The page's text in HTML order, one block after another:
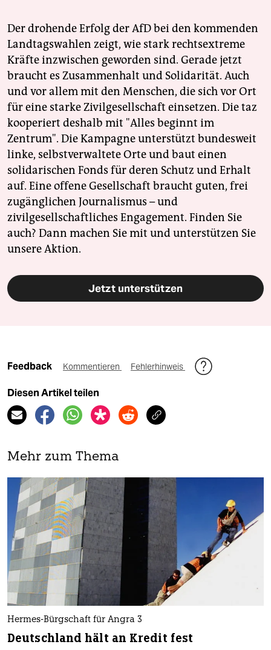
Der drohende Erfolg der AfD bei den kommenden
Landtagswahlen zeigt, wie stark rechtsextreme
Kräfte inzwischen geworden sind. Gerade jetzt
braucht es Zusammenhalt und Solidarität. Auch
und vor allem mit den Menschen, die sich vor Ort
für eine starke Zivilgesellschaft einsetzen. Die taz
kooperiert deshalb mit "Alles beginnt im
Zentrum". Die Kampagne unterstützt bundesweit
linke, selbstverwaltete Orte und baut einen
solidarischen Fonds für deren Schutz und Erhalt
auf. Eine offene Gesellschaft braucht guten, frei
zugänglichen Journalismus – und
zivilgesellschaftliches Engagement. Finden Sie
auch? Dann machen Sie mit und unterstützen Sie
unsere Aktion.
Jetzt unterstützen
Feedback Kommentieren Fehlerhinweis
Diesen Artikel teilen
Mehr zum Thema
Hermes-Bürgschaft für Angra 3
Deutschland hält an Kredit fest